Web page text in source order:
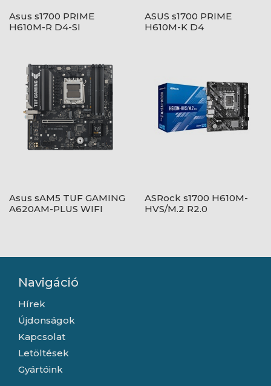
Asus s1700 PRIME
H610M-R D4-SI
ASUS s1700 PRIME
H610M-K D4
Asus sAM5 TUF GAMING
A620AM-PLUS WIFI
ASRock s1700 H610M-
HVS/M.2 R2.0
Navigáció
Hírek
Újdonságok
Kapcsolat
Letöltések
Gyártóink